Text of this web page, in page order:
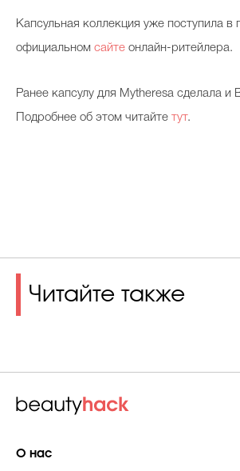
Капсульная коллекция уже поступила в
официальном сайте онлайн-ритейлера.
Ранее капсулу для Mytheresa сделала и
Подробнее об этом читайте тут.
Читайте также
О нас